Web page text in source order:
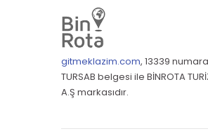
gitmeklazim.com, 13339
TURSAB belgesi ile BİNROTA
A.Ş markasıdır.